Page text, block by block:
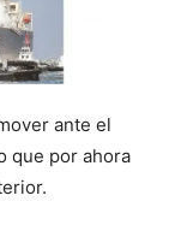
ante el
que por ahora